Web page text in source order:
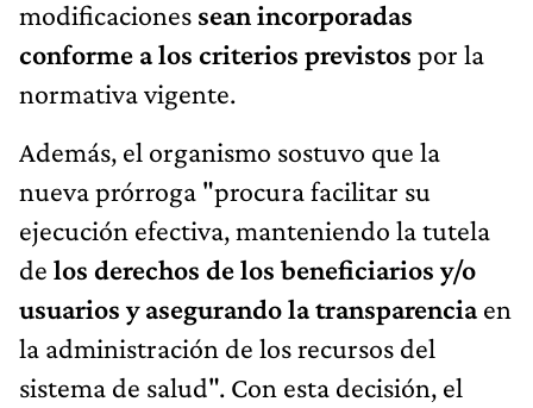
modificaciones sean incorporadas
conforme a los criterios previstos por la
normativa vigente.
Además, el organismo sostuvo que la
nueva prórroga "procura facilitar su
ejecución efectiva, manteniendo la tutela
de los derechos de los beneficiarios y/o
usuarios y asegurando la transparenciaen
la administración de los recursos del
sistema de salud". Con esta decisión, el